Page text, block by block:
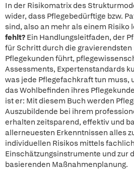
In der Risikomatrix des
wider, dass Pflegebedürftige bzw.
sind, also an mehr als einem Risiko
fehlt? Ein Handlungsleitfaden, der
für Schritt durch die
Pflegekunden führt,
Assessments, Expertenstandards
was jede Pflegefachkraft tun muss,
das Wohlbefinden ihres
ist er: Mit diesem Buch werden
Auszubildende bei ihrem
erhalten zeitsparend, effektiv und
allerneuesten Erkenntnissen alles
individuellen Risikos mittels
Einschätzungsinstrumente und zur
basierenden Maßnahmenplanung.